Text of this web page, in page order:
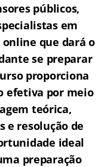
públicos,
em
que dará o
se preparar
proporciona
efetiva por meio
teórica,
e resolução de
ideal
preparação